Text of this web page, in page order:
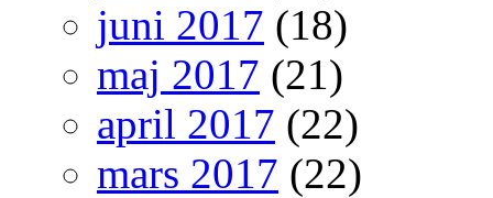
juni 2017 (18)
maj 2017 (21)
april 2017 (22)
mars 2017 (22)